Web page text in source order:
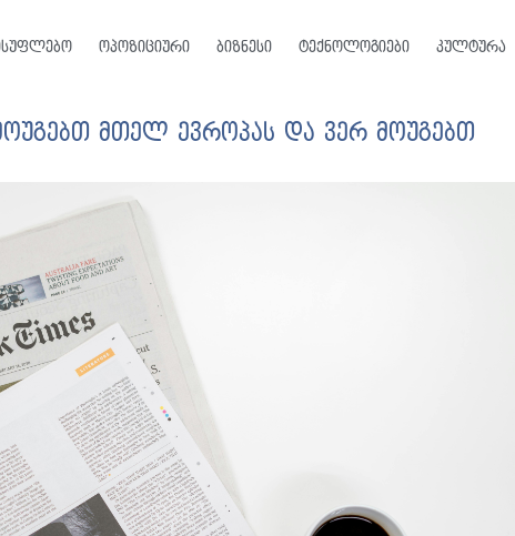
ოპოზიციური ბიზნესი ტექნოლოგიები კულტურა
მთელ ევროპას და ვერ მოუგებთ